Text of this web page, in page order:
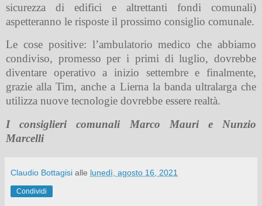
sicurezza di edifici e altrettanti fondi comunali)
aspetteranno le risposte il prossimo consiglio comunale.
Le cose positive: l’ambulatorio medico che abbiamo
condiviso, promesso per i primi di luglio, dovrebbe
diventare operativo a inizio settembre e finalmente,
grazie alla Tim, anche a Lierna la banda ultralarga che
utilizza nuove tecnologie dovrebbe essere realtà.
I consiglieri comunali Marco Mauri e Nunzio
Marcelli
Claudio Bottagisi alle lunedì, agosto 16, 2021
Condividi